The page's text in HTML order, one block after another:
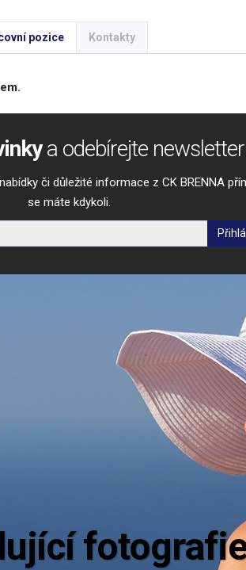
pozice Kontakty
a odebírejte
či důležité informace z CK BRENNA
se máte kdykoli.